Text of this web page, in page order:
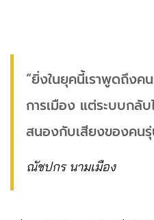
“ยิ่งในยุคนี้เราพูดถึงค
การเมือง แต่ระบบกลั
สนองกับเสียงของคนรุ่
ณัชปกร นามเมือง